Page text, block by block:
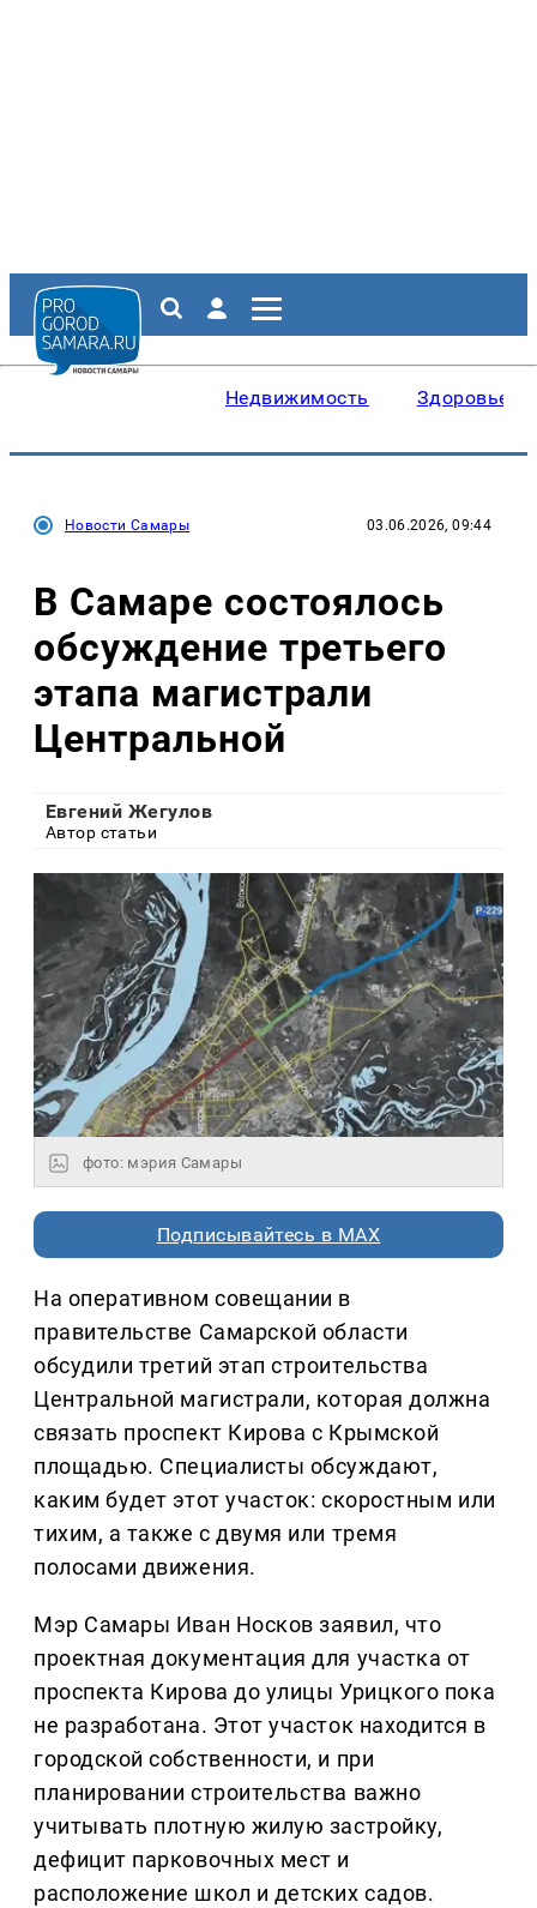
Недвижимость Здоровье
Новости Самары 03.06.2026, 09:44
В Самаре состоялось
обсуждение третьего
этапа магистрали
Центральной
Евгений Жегулов
Автор статьи
фото: мэрия Самары
Подписывайтесь в MAX
На оперативном совещании в
правительстве Самарской области
обсудили третий этап строительства
Центральной магистрали, которая должна
связать проспект Кирова с Крымской
площадью. Специалисты обсуждают,
каким будет этот участок: скоростным или
тихим, а также с двумя или тремя
полосами движения.
Мэр Самары Иван Носков заявил, что
проектная документация для участка от
проспекта Кирова до улицы Урицкого пока
не разработана. Этот участок находится в
городской собственности, и при
планировании строительства важно
учитывать плотную жилую застройку,
дефицит парковочных мест и
расположение школ и детских садов.